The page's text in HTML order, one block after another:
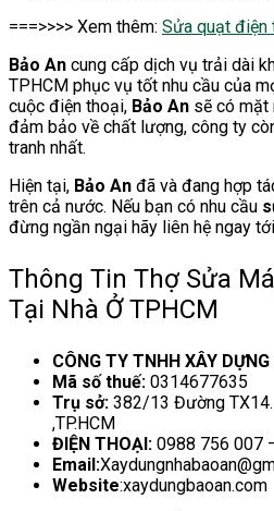
===>>>> Xem thêm: Sửa quạt điện
Bảo An cung cấp dịch vụ trải dài
TPHCM phục vụ tốt nhu cầu của
cuộc điện thoại, Bảo An sẽ có mặt
đảm bảo về chất lượng, công ty
tranh nhất.
Hiện tại, Bảo An đã và đang hợp
trên cả nước. Nếu bạn có nhu cầu
đừng ngần ngại hãy liên hệ ngay tới
Thông Tin Thợ Sửa
Tại Nhà Ở TPHCM
CÔNG TY TNHH XÂY
Mã số thuế: 0314677635
Trụ sở: 382/13 Đường TX14.
,TP.HCM
ĐIỆN THOẠI: 0988 756 007
Email:
Website:xaydungbaoan.com